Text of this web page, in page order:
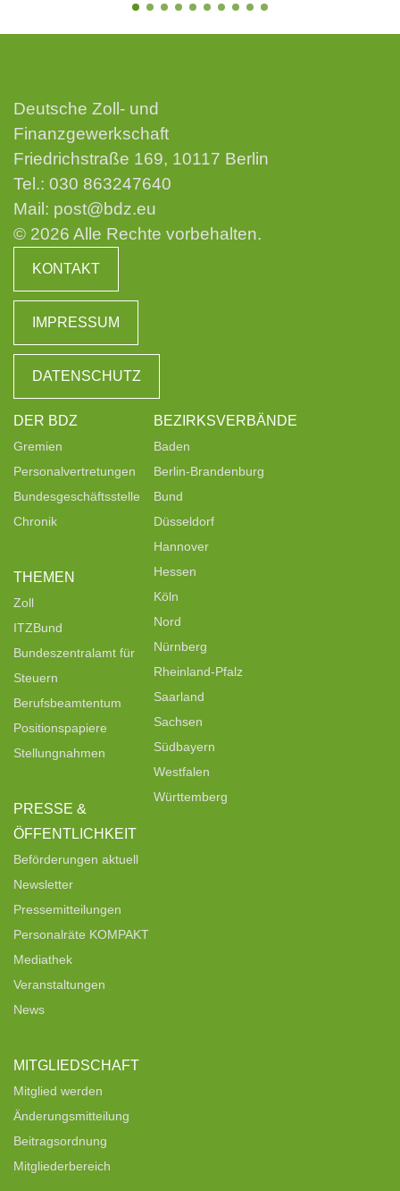
Deutsche Zoll- und
Finanzgewerkschaft
Friedrichstraße 169, 10117 Berlin
Tel.: 030 863247640
Mail: post@bdz.eu
© 2026 Alle Rechte vorbehalten.
KONTAKT
IMPRESSUM
DATENSCHUTZ
DER BDZ
Gremien
Personalvertretungen
Bundesgeschäftsstelle
Chronik
THEMEN
Zoll
ITZBund
Bundeszentralamt für
Steuern
Berufsbeamtentum
Positionspapiere
Stellungnahmen
PRESSE &
ÖFFENTLICHKEIT
Beförderungen aktuell
Newsletter
Pressemitteilungen
Personalräte KOMPAKT
Mediathek
Veranstaltungen
News
MITGLIEDSCHAFT
Mitglied werden
Änderungsmitteilung
Beitragsordnung
Mitgliederbereich
BEZIRKSVERBÄNDE
Baden
Berlin-Brandenburg
Bund
Düsseldorf
Hannover
Hessen
Köln
Nord
Nürnberg
Rheinland-Pfalz
Saarland
Sachsen
Südbayern
Westfalen
Württemberg